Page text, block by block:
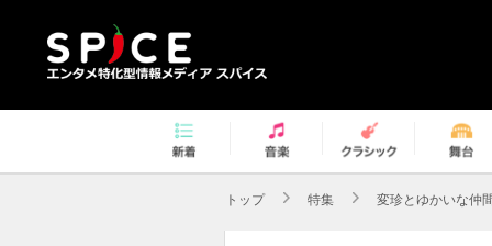
トップ 特集 変珍とゆかいな仲